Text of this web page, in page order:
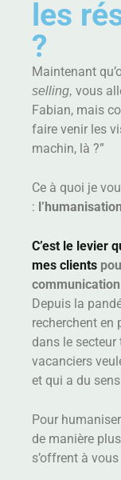
les
?
Maintenant
selling, vous
Fabian, mais
faire venir les
machin, là ?”
Ce à quoi je
: l’humanisation
C’est le levier
mes clients
communication
Depuis la
recherchent en
dans le
vacanciers
et qui a du
Pour
de manière
s’offrent à vous